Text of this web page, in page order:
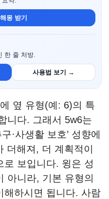
몽 받기
한 줄 처방.
사용법 보기 →
옆 유형(예: 6)의 특
니다. 그래서 5w6는
·사생활 보호’ 성향에
더해져, 더 계획적이
로 보입니다. 윙은 성
아니라, 기본 유형의
해하시면 됩니다. 사람